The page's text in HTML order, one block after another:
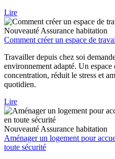
Lire
Nouveauté Assurance habitation
Comment créer un espace de
Travailler depuis chez soi
environnement adapté. Un
concentration, réduit le stress et
quotidien.
Lire
Nouveauté Assurance habitation
Aménager un logement pour
toute sécurité